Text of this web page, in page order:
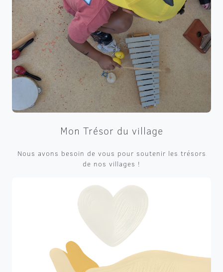
Mon Trésor du village
Nous avons besoin de vous pour soutenir les trésors
de nos villages !